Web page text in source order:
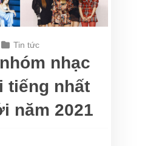
Tin tức
nhạc
tiếng nhất
năm 2021